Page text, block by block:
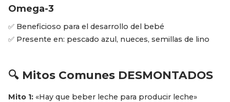
Omega-3
✅ Beneficioso para el desarrollo del bebé
✅ Presente en: pescado azul, nueces, semillas de lino
🔍 Mitos Comunes DESMONTADOS
Mito 1: «Hay que beber leche para producir leche»